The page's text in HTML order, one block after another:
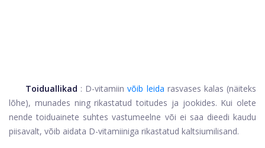
Toiduallikad : D-vitamiin võib leida rasvases kalas (näiteks
lõhe), munades ning rikastatud toitudes ja jookides. Kui olete
nende toiduainete suhtes vastumeelne või ei saa dieedi kaudu
piisavalt, võib aidata D-vitamiiniga rikastatud kaltsiumilisand.